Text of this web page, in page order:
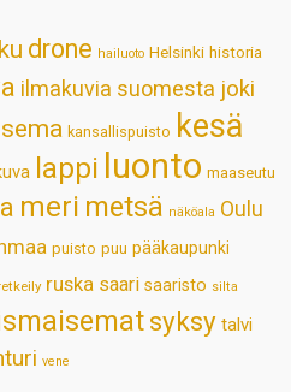
n
s
t
drone hailuoto Helsinki historia
ilmakuvia suomesta joki
kansallispuisto kesä
lappi luonto maaseutu
meri metsä näköala Oulu
puisto puu pääkaupunki
ruska saari saaristo silta
syksy talvi
vene